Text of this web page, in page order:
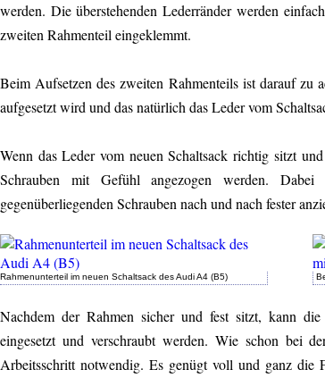
werden. Die überstehenden Lederränder werden
zweiten Rahmenteil eingeklemmt.
Beim Aufsetzen des zweiten Rahmenteils ist darauf zu
aufgesetzt wird und das natürlich das Leder vom
Wenn das Leder vom neuen Schaltsack richtig sitzt
Schrauben mit Gefühl angezogen werden.
gegenüberliegenden Schrauben nach und nach fester
Rahmenunterteil im neuen Schaltsack des Audi A4 (B5)
Nachdem der Rahmen sicher und fest sitzt, kann
eingesetzt und verschraubt werden. Wie schon bei
Arbeitsschritt notwendig. Es genügt voll und ganz die